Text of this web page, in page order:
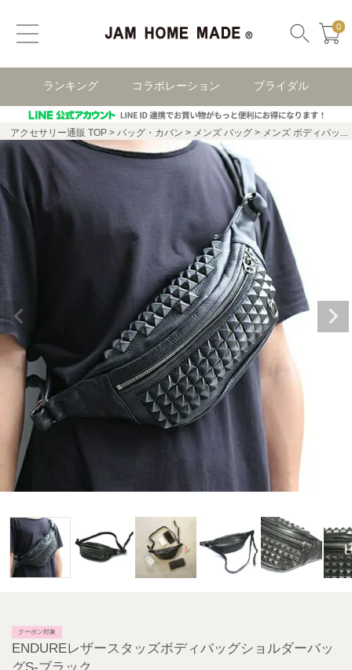
0
ランキング コラボレーション ブライダル
アクセサリー通販 TOP バッグ・カバン メンズ バッグ メンズ ボディバック・ウエストポーチ
クーポン対象
ENDUREレザースタッズボディバッグショルダーバッ